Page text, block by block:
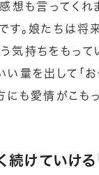
想も言ってく
す。娘たちは将
気持ちをもって
い量を出して「
も愛情がこも
続けていける